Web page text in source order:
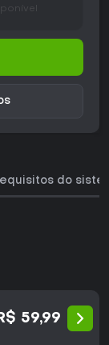
do
59,99